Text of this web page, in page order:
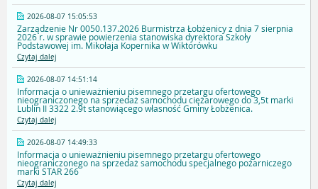
2026-08-07 15:05:53
Zarządzenie Nr 0050.137.2026 Burmistrza Łobżenicy z dnia 7 sierpnia
2026 r. w sprawie powierzenia stanowiska dyrektora Szkoły
Podstawowej im. Mikołaja Kopernika w Wiktorówku
Czytaj dalej
2026-08-07 14:51:14
Informacja o unieważnieniu pisemnego przetargu ofertowego
nieograniczonego na sprzedaż samochodu ciężarowego do 3,5t marki
Lublin II 3322 2.9t stanowiącego własność Gminy Łobżenica.
Czytaj dalej
2026-08-07 14:49:33
Informacja o unieważnieniu pisemnego przetargu ofertowego
nieograniczonego na sprzedaż samochodu specjalnego pożarniczego
marki STAR 266
Czytaj dalej